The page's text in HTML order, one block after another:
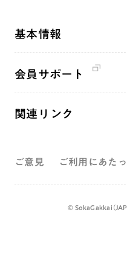
釈尊～法華経
創価学会の三代会長
初代会長・牧口常三郎
第2代会長・戸田城聖先
仏法を語る
年間の活動について
彼岸
「人権文化」「ジェンダー
人道支援
展示活動
基本情報
創価学会 社会憲章
沿革
入会について
会員サポート
関連リンク
墓地公園・納骨堂
聖教電子版
聖教ブックストア
ご意見 ご利用にあた
©️ SokaGakkai（